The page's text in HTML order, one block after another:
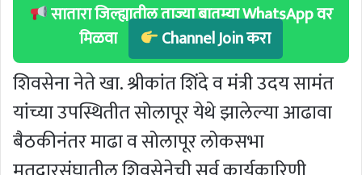
सातारा जिल्ह्यातील ताज्या बातम्या WhatsApp वर
मिळवा
Channel Join करा
शिवसेना नेते खा. श्रीकांत शिंदे व मंत्री उदय सामंत
यांच्या उपस्थितीत सोलापूर येथे झालेल्या आढावा
बैठकीनंतर माढा व सोलापूर लोकसभा